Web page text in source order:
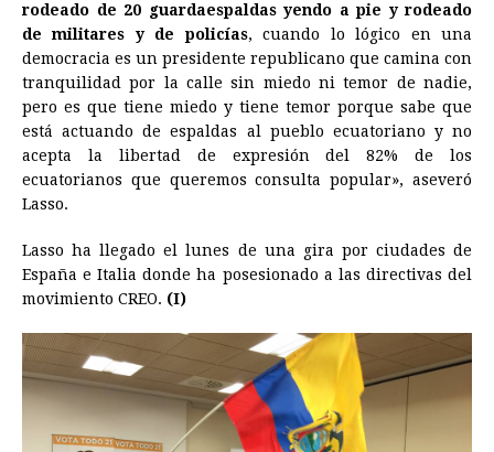
rodeado de 20 guardaespaldas yendo a pie y rodeado
de militares y de policías, cuando lo lógico en una
democracia es un presidente republicano que camina con
tranquilidad por la calle sin miedo ni temor de nadie,
pero es que tiene miedo y tiene temor porque sabe que
está actuando de espaldas al pueblo ecuatoriano y no
acepta la libertad de expresión del 82% de los
ecuatorianos que queremos consulta popular», aseveró
Lasso.
Lasso ha llegado el lunes de una gira por ciudades de
España e Italia donde ha posesionado a las directivas del
movimiento CREO. (I)